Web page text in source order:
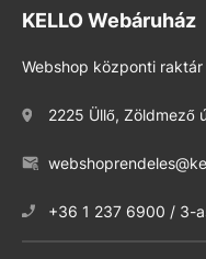
KELLO Webáruház
Webshop központi raktár
2225 Üllő, Zöldmező
+36 1 237 6900 / 3-